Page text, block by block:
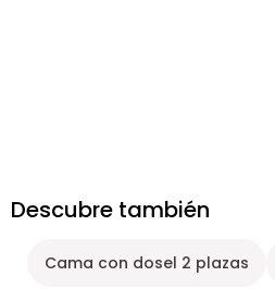
Descubre también
Cama con dosel 2 plazas